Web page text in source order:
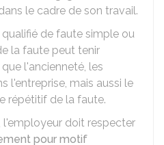
le cadre de son travail.
de faute simple ou
la faute peut tenir
l'ancienneté, les
l'entreprise, mais aussi le
répétitif de la faute.
l'employeur doit respecter
pour motif